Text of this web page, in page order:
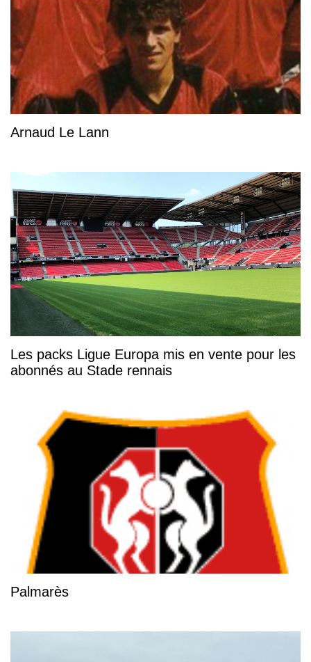
Arnaud Le Lann
Les packs Ligue Europa mis en vente pour les
abonnés au Stade rennais
Palmarès